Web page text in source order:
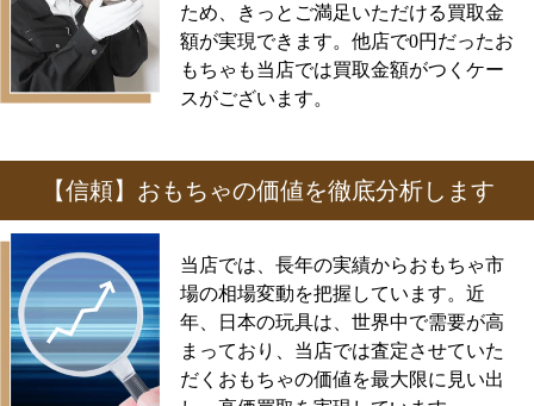
ため、きっとご満足いただける買取金
額が実現できます。他店で0円だったお
もちゃも当店では買取金額がつくケー
スがございます。
【信頼】おもちゃの価値を徹底分析します
当店では、長年の実績からおもちゃ市
場の相場変動を把握しています。近
年、日本の玩具は、世界中で需要が高
まっており、当店では査定させていた
だくおもちゃの価値を最大限に見い出